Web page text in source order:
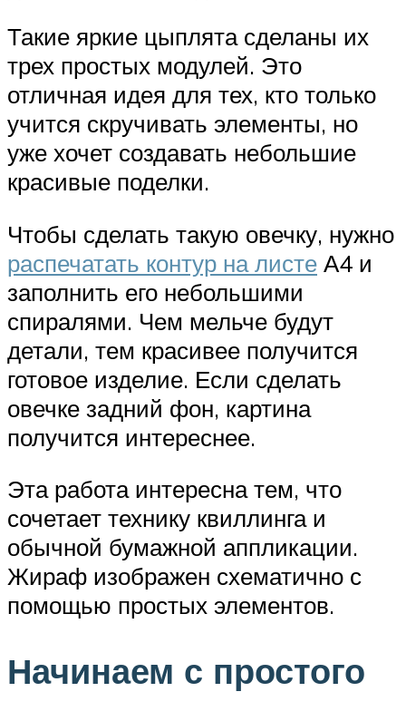
Такие яркие цыплята сделаны их
трех простых модулей. Это
отличная идея для тех, кто только
учится скручивать элементы, но
уже хочет создавать небольшие
красивые поделки.
Чтобы сделать такую овечку, нужно
распечатать контур на листе А4 и
заполнить его небольшими
спиралями. Чем мельче будут
детали, тем красивее получится
готовое изделие. Если сделать
овечке задний фон, картина
получится интереснее.
Эта работа интересна тем, что
сочетает технику квиллинга и
обычной бумажной аппликации.
Жираф изображен схематично с
помощью простых элементов.
Начинаем с простого